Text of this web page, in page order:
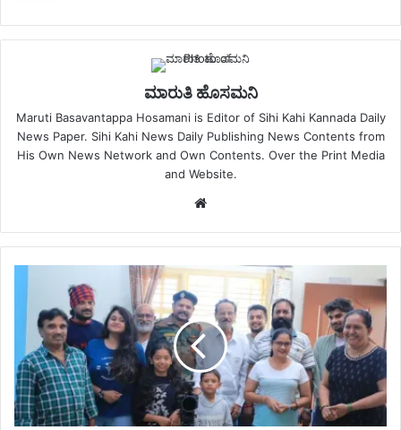
ಮಾರುತಿ ಹೊಸಮನಿ
Maruti Basavantappa Hosamani is Editor of Sihi Kahi Kannada Daily
News Paper. Sihi Kahi News Daily Publishing News Contents from
His Own News Network and Own Contents. Over the Print Media
and Website.
Website